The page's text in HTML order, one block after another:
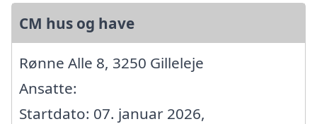
CM hus og have
Rønne Alle 8, 3250 Gilleleje
Ansatte:
Startdato: 07. januar 2026,